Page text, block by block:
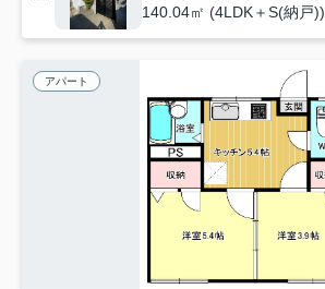
140.04㎡ (4LDK＋S(納戸))
アパート